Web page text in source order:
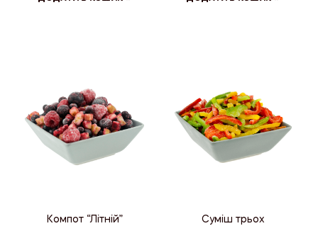
Компот “Літній”
Суміш трьох